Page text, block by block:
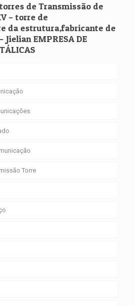
de Transmissão de
– torre de
da estrutura,fabricante de
EMPRESA DE
Torre